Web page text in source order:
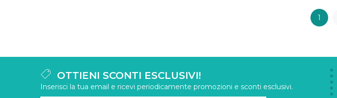
1
OTTIENI SCONTI ESCLUSIVI!
Inserisci la tua email e ricevi periodicamente promozioni e sconti esclusivi.